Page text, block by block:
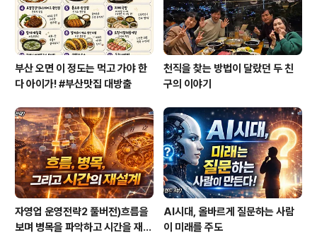
기할 수 없었던 이유 유튜브로 ..
부산 오면 이 정도는 먹고 가야 한
다 아이가! #부산맛집 대방출
천직을 찾는 방법이 달랐던 두 친
구의 이야기
자영업 운영전략2 풀버전)흐름을
보며 병목을 파악하고 시간을 재설
AI시대, 올바르게 질문하는 사람
이 미래를 주도